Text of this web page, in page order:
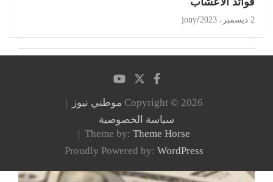
2 ديسمبر، 2023 jouy
Copyright © 2026 موطني نيوز
سياسة الخصوصية
Theme by: Theme Horse
Proudly Powered by: WordPress